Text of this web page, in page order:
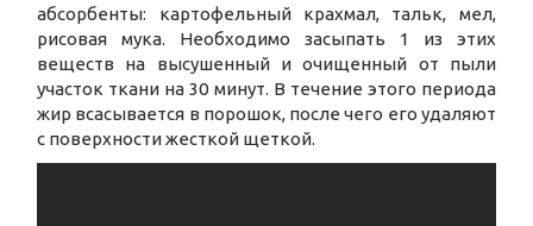
абсорбенты: картофельный крахмал, тальк, мел,
рисовая мука. Необходимо засыпать 1 из этих
веществ на высушенный и очищенный от пыли
участок ткани на 30 минут. В течение этого периода
жир всасывается в порошок, после чего его удаляют
с поверхности жесткой щеткой.